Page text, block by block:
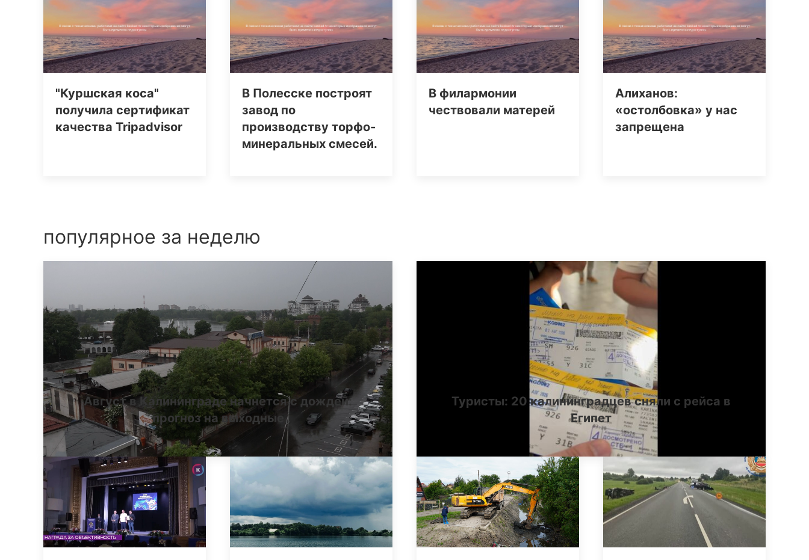
"Куршская коса"
получила сертификат
качества Tripаdvisor
В Полесске построят
завод по
производству торфо-
минеральных смесей.
В филармонии
чествовали матерей
Алиханов:
«остолбовка» у нас
запрещена
популярное за неделю
Август в Калининграде начнется с дождей:
прогноз на выходные
Туристы: 20 калининградцев сняли с рейса в
Египет